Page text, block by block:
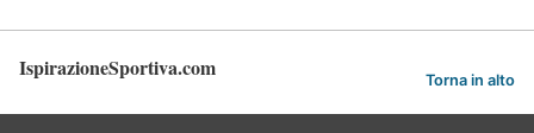
IspirazioneSportiva.com Torna in alto